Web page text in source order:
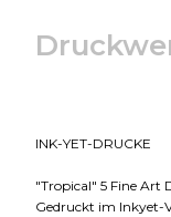
INK-YET-DRUCKE
"Tropical" 5 Fine Art
Gedruckt im Inkyet-